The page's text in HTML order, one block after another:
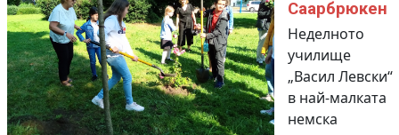
Саарбрюкен
Неделното
училище
„Васил Левски“
в най-малката
немска